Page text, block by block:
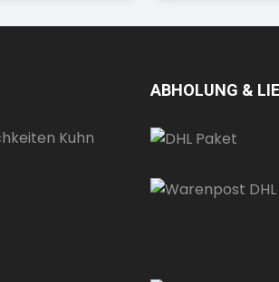
ABHOLUNG &